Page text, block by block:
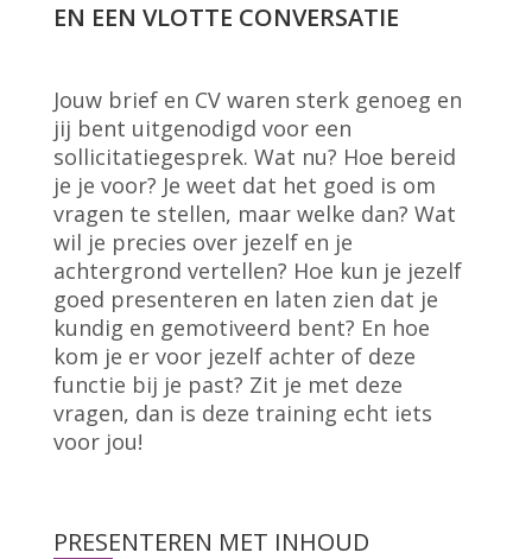
EN EEN VLOTTE CONVERSATIE
Jouw brief en CV waren sterk genoeg en
jij bent uitgenodigd voor een
sollicitatiegesprek. Wat nu? Hoe bereid
je je voor? Je weet dat het goed is om
vragen te stellen, maar welke dan? Wat
wil je precies over jezelf en je
achtergrond vertellen? Hoe kun je jezelf
goed presenteren en laten zien dat je
kundig en gemotiveerd bent? En hoe
kom je er voor jezelf achter of deze
functie bij je past? Zit je met deze
vragen, dan is deze training echt iets
voor jou!
PRESENTEREN MET INHOUD